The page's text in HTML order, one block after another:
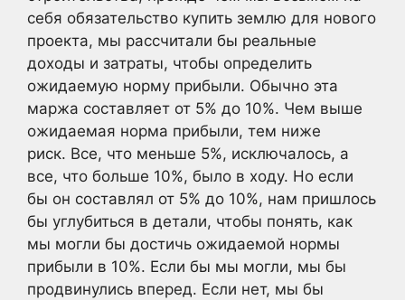
себя обязательство купить землю для нового
проекта, мы рассчитали бы реальные
доходы и затраты, чтобы определить
ожидаемую норму прибыли. Обычно эта
маржа составляет от 5% до 10%. Чем выше
ожидаемая норма прибыли, тем ниже
риск. Все, что меньше 5%, исключалось, а
все, что больше 10%, было в ходу. Но если
бы он составлял от 5% до 10%, нам пришлось
бы углубиться в детали, чтобы понять, как
мы могли бы достичь ожидаемой нормы
прибыли в 10%. Если бы мы могли, мы бы
продвинулись вперед. Если нет, мы бы